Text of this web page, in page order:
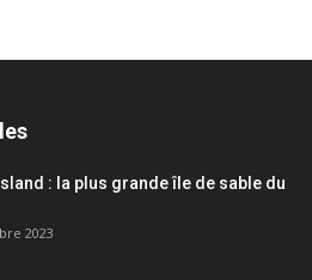
: la plus grande île de sable du
2023